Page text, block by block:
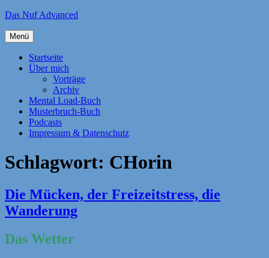
Zum
springen
Das Nuf Advanced
Menü
Startseite
Über mich
Vorträge
Archiv
Mental Load-Buch
Musterbruch-Buch
Podcasts
Impressum & Datenschutz
Schlagwort: CHorin
Die Mücken, der Freizeitstress, die
Wanderung
Das Wetter